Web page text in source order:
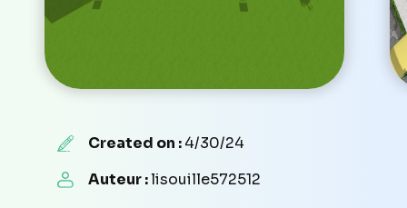
Created on :4/30/24
Auteur :lisouille572512